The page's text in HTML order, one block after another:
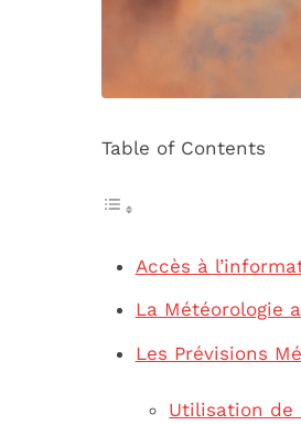
Table of Contents
Accès à
La Météorologie
Les Prévisions
Utilisation de